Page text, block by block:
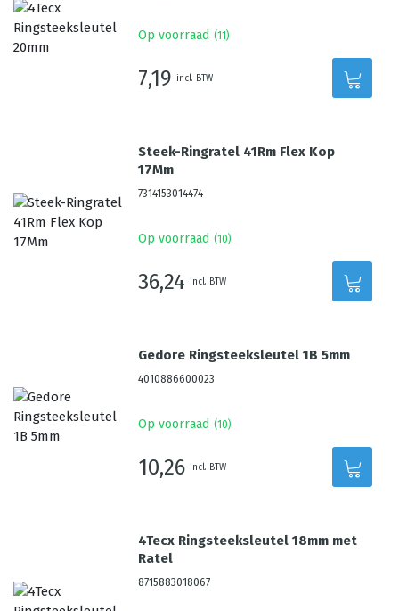
Op voorraad (11 )
7,19 incl. BTW
Steek-Ringratel 41Rm Flex Kop
17Mm
7314153014474
Op voorraad (10)
36,24 incl. BTW
Gedore Ringsteeksleutel 1B 5mm
4010886600023
Op voorraad (10)
10,26 incl. BTW
4Tecx Ringsteeksleutel 18mm met
Ratel
8715883018067